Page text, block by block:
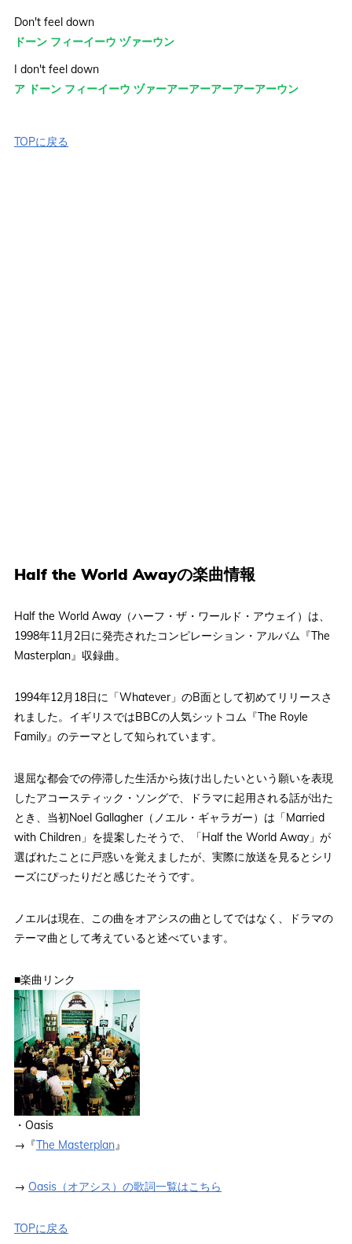
Don't feel down
ドーン フィーイーウ ヅァーウン
I don't feel down
ア ドーン フィーイーウ ヅァーアーアーアーアーアーウン
TOPに戻る
Half the World Awayの楽曲情報
Half the World Away（ハーフ・ザ・ワールド・アウェイ）は、
1998年11月2日に発売されたコンピレーション・アルバム『The
Masterplan』収録曲。
1994年12月18日に「Whatever」のB面として初めてリリースさ
れました。イギリスではBBCの人気シットコム『The Royle
Family』のテーマとして知られています。
退屈な都会での停滞した生活から抜け出したいという願いを表現
したアコースティック・ソングで、ドラマに起用される話が出た
とき、当初Noel Gallagher（ノエル・ギャラガー）は「Married
with Children」を提案したそうで、「Half the World Away」が
選ばれたことに戸惑いを覚えましたが、実際に放送を見るとシリ
ーズにぴったりだと感じたそうです。
ノエルは現在、この曲をオアシスの曲としてではなく、ドラマの
テーマ曲として考えていると述べています。
■楽曲リンク
・Oasis
→『The Masterplan』
→ Oasis（オアシス）の歌詞一覧はこちら
TOPに戻る